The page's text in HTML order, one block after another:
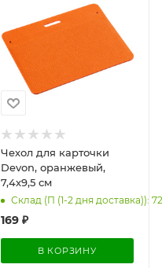
Чехол для карточки
Devon, оранжевый,
7,4х9,5 см
Склад (П (1-2 дня доставка)): 72
169₽
В КОРЗИНУ